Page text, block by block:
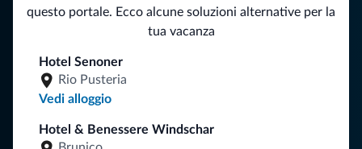
questo portale. Ecco alcune soluzioni alternative per la
tua vacanza
Hotel Senoner
Rio Pusteria
Vedi alloggio
Hotel & Benessere Windschar
Riceverai informazioni, offerte esclusive e news per la tua
ISCRIVITI ALLA NEWSLETTER